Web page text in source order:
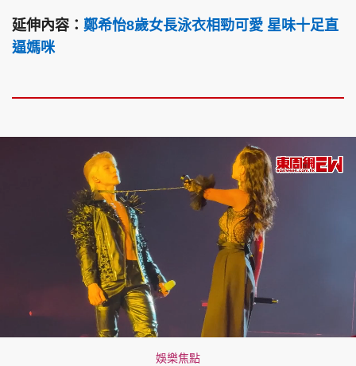
延伸內容： 鄭希怡8歲女長泳衣相勁可愛 星味十足直
逼媽咪
Loaded
:
33.70%
娛樂焦點